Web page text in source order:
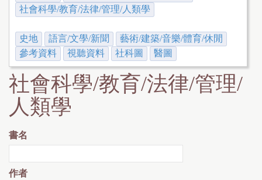
社會科學/教育/法律/管理/人類學
史地 語言/文學/新聞
藝術/建築/音樂/體育/休閒
參考資料
視聽資料 社科圖 醫圖
社會科學/教育/法律/管理/
人類學
書名
作者